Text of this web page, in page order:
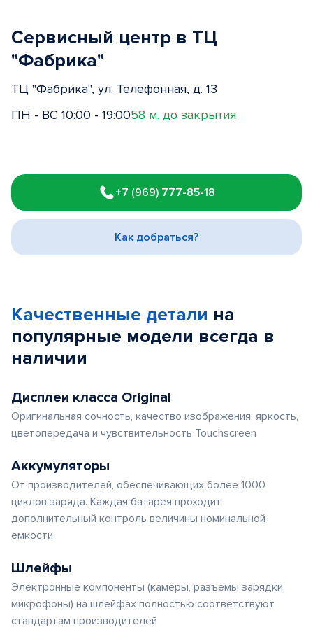
Сервисный центр в ТЦ
"Фабрика"
ТЦ "Фабрика", ул. Телефонная, д. 13
ПН - ВС 10:00 - 19:0058 м. до закрытия
1
of
3
+7 (969) 777-85-18
Как добраться?
Качественные детали на
популярные модели всегда в
наличии
Дисплеи класса Original
Оригинальная сочность, качество изображения, яркость,
цветопередача и чувствительность Touchscreen
Аккумуляторы
От производителей, обеспечивающих более 1000
циклов заряда. Каждая батарея проходит
дополнительный контроль величины номинальной
емкости
Шлейфы
Электронные компоненты (камеры, разъемы зарядки,
микрофоны) на шлейфах полностью соответствуют
стандартам производителей